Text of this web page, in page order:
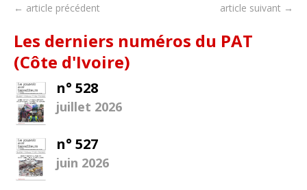
← article précédent article suivant →
Les derniers numéros du PAT
(Côte d'Ivoire)
n° 528
juillet 2026
n° 527
juin 2026